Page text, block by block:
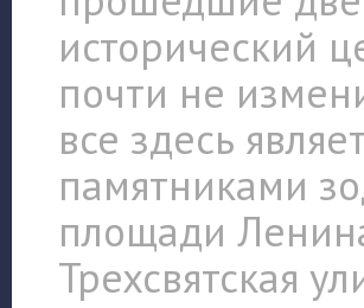
исторический
почти не
все здесь
памятниками
площади
Трехсвятская